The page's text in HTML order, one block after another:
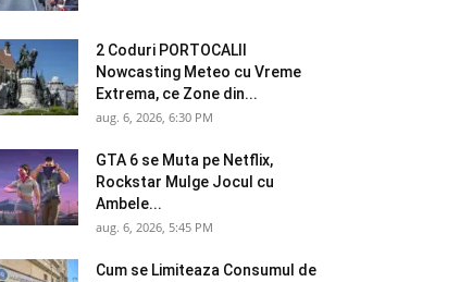
2 Coduri PORTOCALII
Nowcasting Meteo cu Vreme
Extrema, ce Zone din...
aug. 6, 2026, 6:30 PM
GTA 6 se Muta pe Netflix,
Rockstar Mulge Jocul cu
Ambele...
aug. 6, 2026, 5:45 PM
Cum se Limiteaza Consumul de